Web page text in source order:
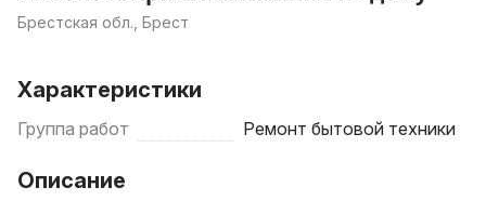
Брестская обл., Брест
Характеристики
Группа работ Ремонт бытовой техники
Описание